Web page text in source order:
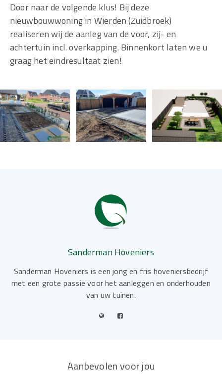
Door naar de volgende klus! Bij deze
nieuwbouwwoning in Wierden (Zuidbroek)
realiseren wij de aanleg van de voor, zij- en
achtertuin incl. overkapping. Binnenkort laten we u
graag het eindresultaat zien!
Sanderman Hoveniers
Sanderman Hoveniers is een jong en fris hoveniersbedrijf
met een grote passie voor het aanleggen en onderhouden
van uw tuinen.
Aanbevolen voor jou